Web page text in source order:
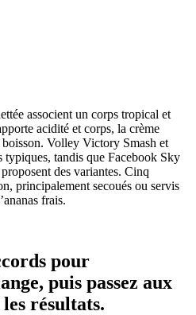
associent un corps tropical et
acidité et corps, la crème
Volley Victory Smash et
typiques, tandis que Facebook Sky
des variantes. Cinq
principalement secoués ou servis
frais.
pour
puis passez aux
résultats.